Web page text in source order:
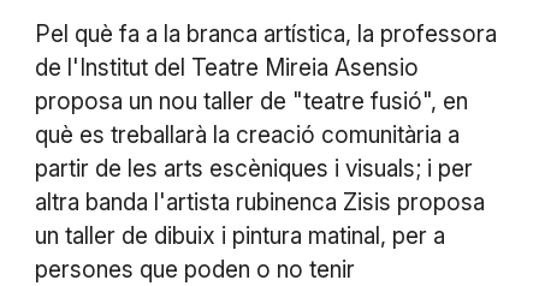
Pel què fa a la branca artística, la professora
de l'Institut del Teatre Mireia Asensio
proposa un nou taller de "teatre fusió", en
què es treballarà la creació comunitària a
partir de les arts escèniques i visuals; i per
altra banda l'artista rubinenca Zisis proposa
un taller de dibuix i pintura matinal, per a
persones que poden o no tenir